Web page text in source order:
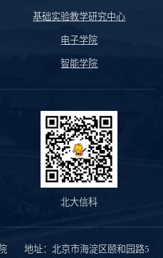
基础实验教学研究中心
电子学院
智能学院
北大信科
地址：北京市海淀区颐和园路5